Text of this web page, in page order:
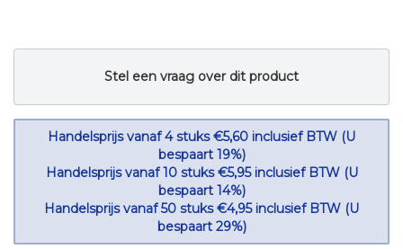
Stel een vraag over dit product
Handelsprijs vanaf 4 stuks €5,60 inclusief BTW (U
bespaart 19%)
Handelsprijs vanaf 10 stuks €5,95 inclusief BTW (U
bespaart 14%)
Handelsprijs vanaf 50 stuks €4,95 inclusief BTW (U
bespaart 29%)